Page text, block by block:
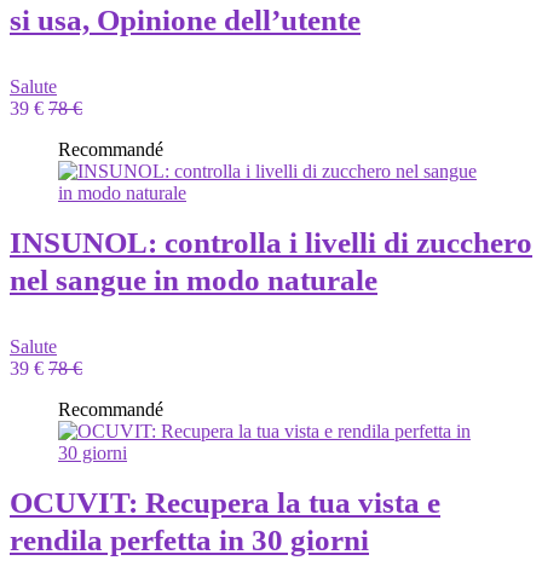
si usa, Opinione dell’utente
Salute
39 € 78 €
Recommandé
INSUNOL: controlla i livelli di zucchero
nel sangue in modo naturale
Salute
39 € 78 €
Recommandé
OCUVIT: Recupera la tua vista e
rendila perfetta in 30 giorni